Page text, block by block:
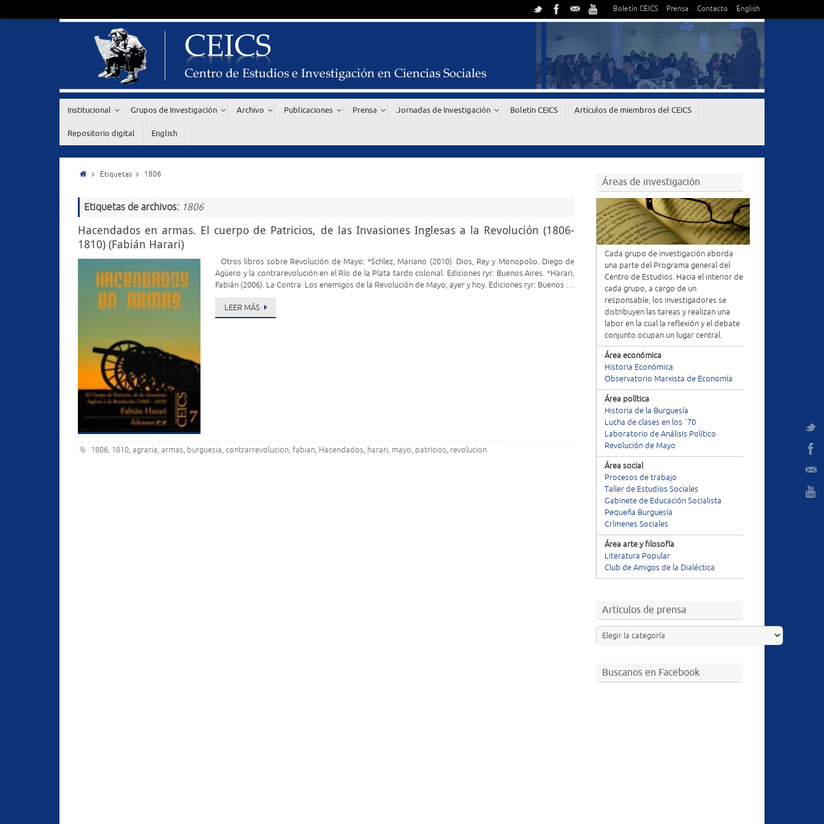
Boletín CEICS Prensa Contacto English
Institucional Grupos de Investigación Archivo Publicaciones Prensa Jornadas de Investigación Boletín CEICS Artículos de miembros del CEICS
Repositorio digital English
Etiquetas 1806
Etiquetas de archivos: 1806
Hacendados en armas. El cuerpo de Patricios, de las Invasiones Inglesas a la Revolución (1806-
1810) (Fabián Harari)
Otros libros sobre Revolución de Mayo: *Schlez, Mariano (2010). Dios, Rey y Monopolio. Diego de
Agüero y la contrarevolución en el Río de la Plata tardo colonial. Ediciones ryr: Buenos Aires. *Harari,
Fabián (2006). La Contra. Los enemigos de la Revolución de Mayo, ayer y hoy. Ediciones ryr: Buenos …
LEER MÁS
1806, 1810,agraria,armas, burguesia,contrarrevolucion, fabian, Hacendados, harari, mayo, patricios, revolucion
Áreas de investigación
Cada grupo de investigación aborda
una parte del Programa general del
Centro de Estudios. Hacia el interior de
cada grupo, a cargo de un
responsable, los investigadores se
distribuyen las tareas y realizan una
labor en la cual la reflexión y el debate
conjunto ocupan un lugar central.
Área económica
Historia Económica
Observatorio Marxista de Economía
Área política
Historia de la Burguesía
Lucha de clases en los ´70
Laboratorio de Análisis Político
Revolución de Mayo
Área social
Procesos de trabajo
Taller de Estudios Sociales
Gabinete de Educación Socialista
Pequeña Burguesía
Crímenes Sociales
Área arte y filosofía
Literatura Popular
Club de Amigos de la Dialéctica
Artículos de prensa
Buscanos en Facebook